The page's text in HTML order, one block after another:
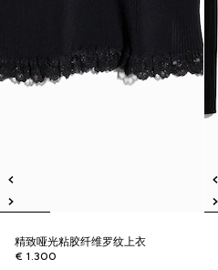
精致哑光粘胶纤维罗纹上衣
€ 1.300